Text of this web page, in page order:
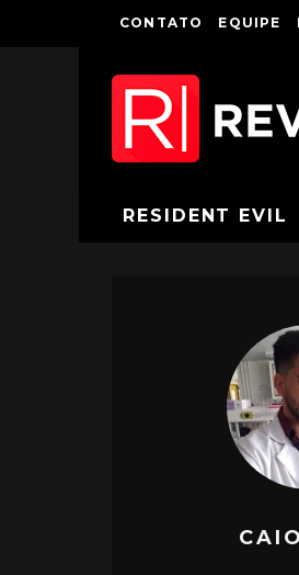
CONTATO EQUIPE
RESIDENT EVIL